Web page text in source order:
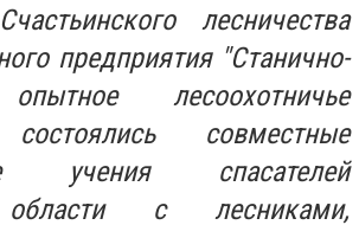
лесничества
предприятия "Станично-
лесоохотничье
совместные
учения спасателей
области с лесниками,